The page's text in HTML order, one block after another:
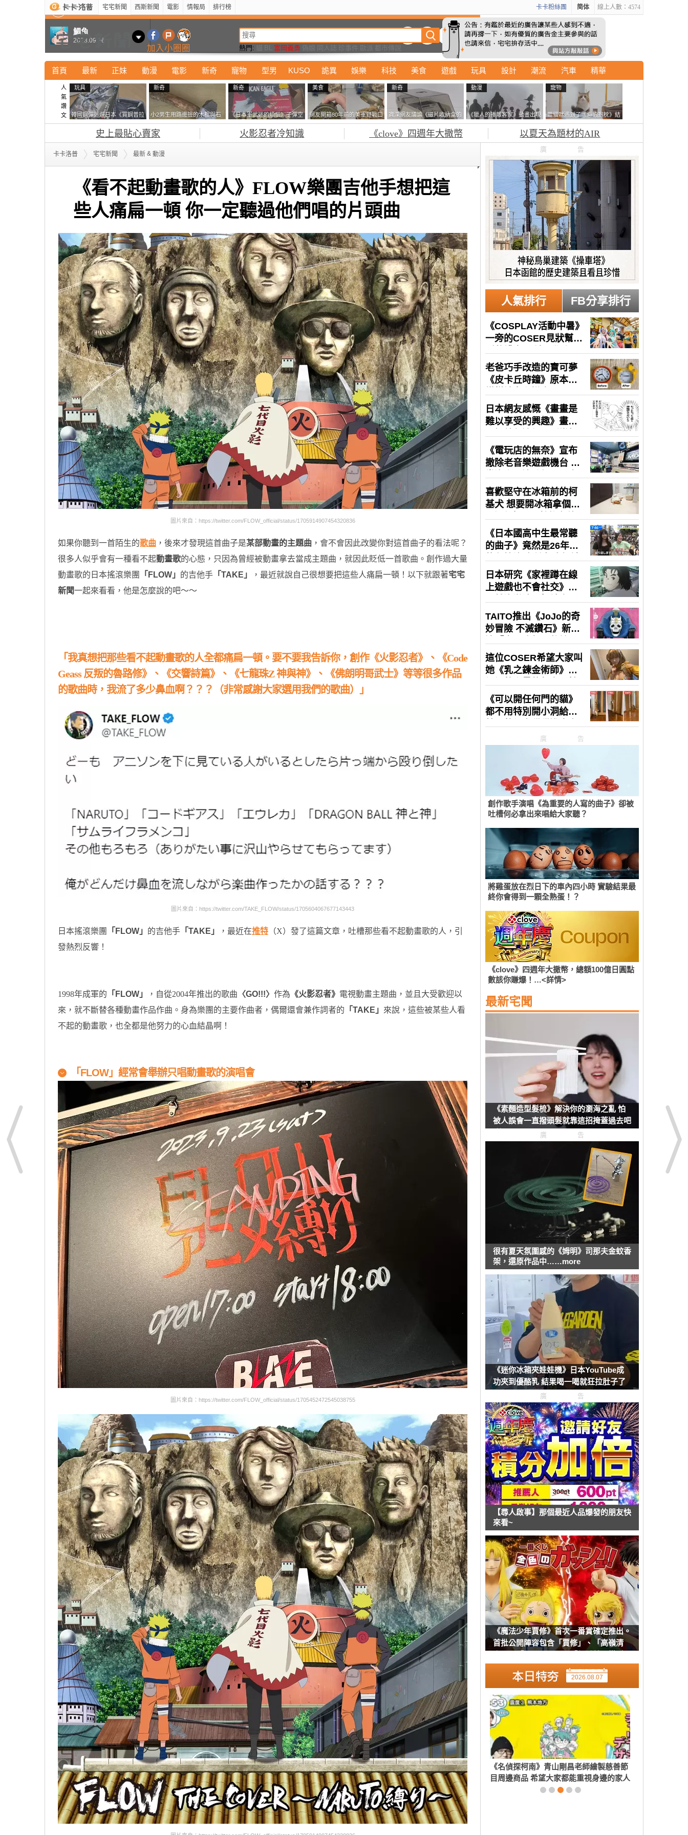
宅宅新聞 西斯新聞 電影 情報局 排行榜 線上人數：4574
简体
卡卡粉絲團
加入小圈圈 熱門: 富岡義勇
首頁 最新 正妹 動漫 電影 新奇 寵物 型男 KUSO 詭異 娛樂 科技 美食 遊戲 玩具 設計 潮流 汽車 精華
人
氣
讚
文
玩具
韓國鋼彈迷遊日本《買鋼普拉
塞不進行李箱》網友們集思廣
益提供解方了……
新奇
小2男生用路邊撿的木棍與石
頭做成了《石斧》馬麻打開書
包嚇一跳怎麼會有這種東
西！？
新奇
《日本軍武迷的煩惱》子彈空
盒在日本超級貴 美國網友直
接一大箱寄給他了
美食
網友開箱80年前的美軍野戰口
糧 罐頭本身保存良好，但裡
新奇
資深網友議論《磁片收納盒的
鎖有什麼用》想偷的話整盒拿
走不就好了嗎？
動漫
《獵人的揍敵客家》動畫出現
的這個剪影是誰？你是不是忘
寵物
當貓咪遇到了《海豹抱枕》結
果玩了10天後，海豹一整個走
鐘笑翻網友
史上最貼心賣家 火影忍者冷知識 《clove》四週年大撒幣 以夏天為題材的AIR
卡卡洛普 宅宅新聞 最新 & 動漫
《看不起動畫歌的人》FLOW樂團吉他手想把這
些人痛扁一頓 你一定聽過他們唱的片頭曲
最新 新奇 正妹 寵物 型男 Kuso 科技 動漫
鯛魚
2023.09.26
圖片來自：https://twitter.com/FLOW_official/status/1705914907454320836
如果你聽到一首陌生的歌曲 ，後來才發現這首曲子是某部動畫的主題曲 ，會不會因此改變你對這首曲子的看法呢？
很多人似乎會有一種看不起動畫歌的心態，只因為曾經被動畫拿去當成主題曲，就因此貶低一首歌曲。創作過大量
動畫歌的日本搖滾樂團
「FLOW」 的吉他手 「TAKE」 ，最近就說自己很想要把這些人痛扁一頓！以下就跟著宅宅
新聞一起來看看，他是怎麼說的吧～～
「我真想把那些看不起動畫歌的人全都痛扁一頓。要不要我告訴你，創作《火影忍者》、《Code
Geass 反叛的魯路修》、《交響詩篇》、《七龍珠Z 神與神》、《佛朗明哥武士》等等很多作品
的歌曲時，我流了多少鼻血啊？？？（非常感謝大家選用我們的歌曲）」
圖片來自：https://twitter.com/TAKE_FLOW/status/1705604067677143443
日本搖滾樂團 「FLOW」 的吉他手 「TAKE」 ，最近在推特 （X）發了這篇文章，吐槽那些看不起動畫歌的人，引
發熱烈反響！
1998年成軍的 「FLOW」 ，自從2004年推出的歌曲 〈GO!!!〉 作為 《火影忍者》 電視動畫主題曲，並且大受歡迎以
來，就不斷替各種動畫作品作曲。身為樂團的主要作曲者，偶爾還會兼作詞者的 「TAKE」 來說，這些被某些人看
不起的動畫歌，也全都是他努力的心血結晶啊！
「FLOW」經常會舉辦只唱動畫歌的演唱會
圖片來自：https://twitter.com/FLOW_official/status/1705452472545038755
廣告
人氣排行 FB分享排行
廣告
創作歌手演唱《為重要的人寫的曲子》卻被
吐槽何必拿出來唱給大家聽？
將雞蛋放在烈日下的車內四小時 實驗結果最
終你會得到一顆全熟蛋！？
《clove》四週年大撒幣，總額100億日圓點
數該你賺爆！…<詳情>
最新宅聞
《素麵造型髮梳》解決你的瀏海之亂 怕
被人誤會一直撥頭髮就靠這招掩蓋過去吧
廣告
很有夏天氛圍感的《姆明》司那夫金蚊香
架，還原作品中……more
《迷你冰箱夾娃娃機》日本YouTube成
功夾到優酪乳 結果喝一喝就狂拉肚子了
廣告
【尋人啟事】那個最近人品爆發的朋友快
來看~
《魔法少年賈修》首次一番賞確定推出。
首批公開陣容包含「賈修」、「高嶺清
2026.08.07